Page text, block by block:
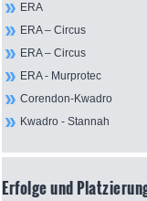
ERA
ERA – Circus
ERA – Circus
ERA - Murprotec
Corendon-Kwadro
Kwadro - Stannah
Erfolge und